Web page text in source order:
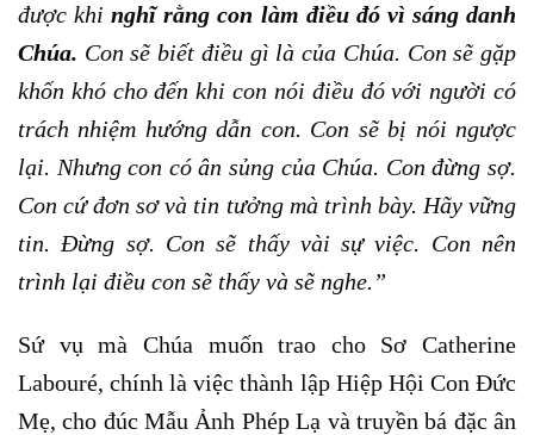
được khinghĩ rằng con làm điều đó vì sáng danh
Chúa. Con sẽ biết điều gì là của Chúa. Con sẽ gặp
khốn khó cho đến khi con nói điều đó với người có
trách nhiệm hướng dẫn con. Con sẽ bị nói ngược
lại. Nhưng con có ân sủng của Chúa. Con đừng sợ.
Con cứ đơn sơ và tin tưởng mà trình bày. Hãy vững
tin. Đừng sợ. Con sẽ thấy vài sự việc. Con nên
trình lại điều con sẽ thấy và sẽ nghe. ”
Sứ vụ mà Chúa muốn trao cho Sơ Catherine
Labouré, chính là việc thành lập Hiệp Hội Con Đức
Mẹ, cho đúc Mẫu Ảnh Phép Lạ và truyền bá đặc ân